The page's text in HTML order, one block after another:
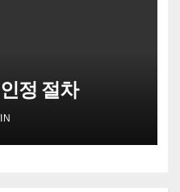
정 절차